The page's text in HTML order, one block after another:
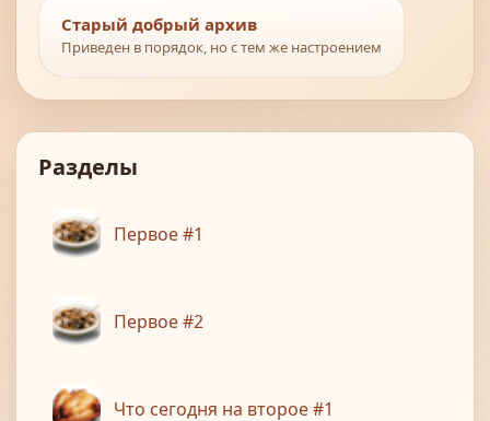
Старый добрый архив
Приведен в порядок, но с тем же настроением
Разделы
Первое #1
Первое #2
Что сегодня на второе #1